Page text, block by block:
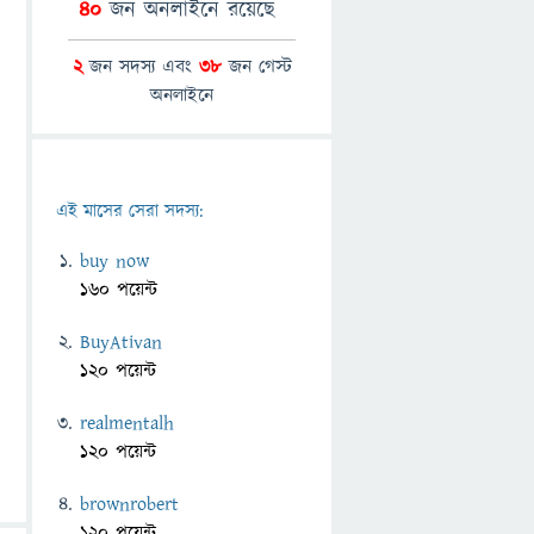
40 জন অনলাইনে রয়েছে
2জন সদস্য এবং 38জন গেস্ট
অনলাইনে
এই মাসের সেরা সদস্য:
buy now
160 পয়েন্ট
BuyAtivan
120 পয়েন্ট
realmentalh
120 পয়েন্ট
brownrobert